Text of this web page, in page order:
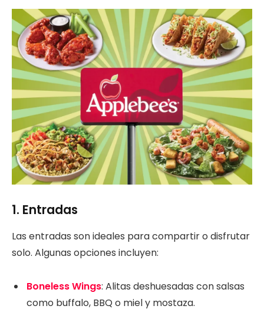
1. Entradas
Las entradas son ideales para compartir o disfrutar
solo. Algunas opciones incluyen:
Boneless Wings: Alitas deshuesadas con salsas
como buffalo, BBQ o miel y mostaza.